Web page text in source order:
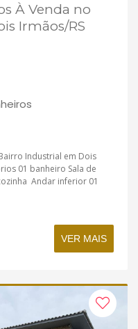
À Venda no
Irmãos/RS
Industrial em Dois
01 banheiro Sala de
Andar inferior 01
VER MAIS